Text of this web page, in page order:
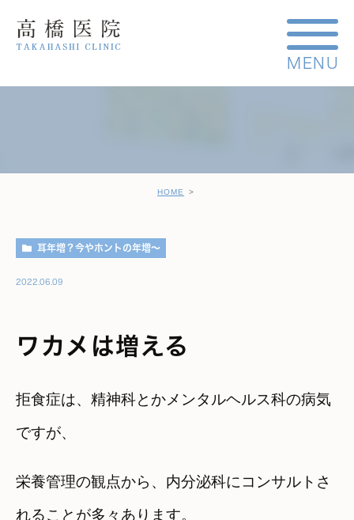
HOME
耳年増？今やホントの年増～
2022.06.09
ワカメは増える
拒食症は、精神科とかメンタルヘルス科の病気
ですが、
栄養管理の観点から、内分泌科にコンサルトさ
れることが多々あります。